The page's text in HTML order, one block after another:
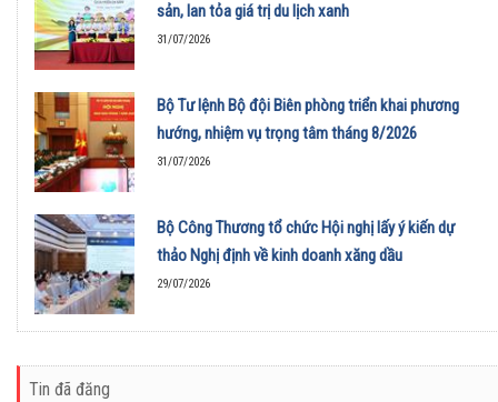
sản, lan tỏa giá trị du lịch xanh
31/07/2026
Bộ Tư lệnh Bộ đội Biên phòng triển khai phương
hướng, nhiệm vụ trọng tâm tháng 8/2026
31/07/2026
Bộ Công Thương tổ chức Hội nghị lấy ý kiến dự
thảo Nghị định về kinh doanh xăng dầu
29/07/2026
Tin đã đăng